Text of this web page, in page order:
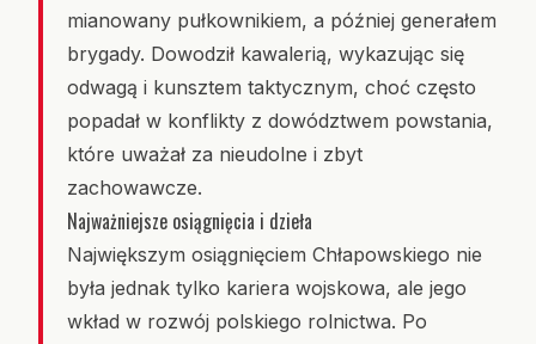
mianowany pułkownikiem, a później generałem
brygady. Dowodził kawalerią, wykazując się
odwagą i kunsztem taktycznym, choć często
popadał w konflikty z dowództwem powstania,
które uważał za nieudolne i zbyt
zachowawcze.
Najważniejsze osiągnięcia i dzieła
Największym osiągnięciem Chłapowskiego nie
była jednak tylko kariera wojskowa, ale jego
wkład w rozwój polskiego rolnictwa. Po